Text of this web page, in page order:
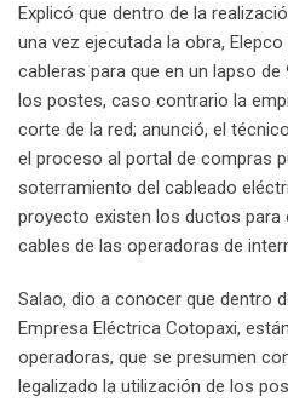
Explicó que dentro de la
una vez ejecutada la obra,
cableras para que en un lapso
los postes, caso contrario la
corte de la red; anunció, el
el proceso al portal de compras
soterramiento del cableado
proyecto existen los ductos para
cables de las operadoras de
Salao, dio a conocer que dentro
Empresa Eléctrica Cotopaxi,
operadoras, que se presumen
legalizado la utilización de los